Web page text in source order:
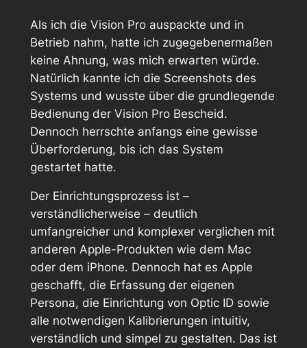
Als ich die Vision Pro auspackte und in
Betrieb nahm, hatte ich zugegebenermaßen
keine Ahnung, was mich erwarten würde.
Natürlich kannte ich die Screenshots des
Systems und wusste über die grundlegende
Bedienung der Vision Pro Bescheid.
Dennoch herrschte anfangs eine gewisse
Überforderung, bis ich das System
gestartet hatte.
Der Einrichtungsprozess ist –
verständlicherweise – deutlich
umfangreicher und komplexer verglichen mit
anderen Apple-Produkten wie dem Mac
oder dem iPhone. Dennoch hat es Apple
geschafft, die Erfassung der eigenen
Persona, die Einrichtung von Optic ID sowie
alle notwendigen Kalibrierungen intuitiv,
verständlich und simpel zu gestalten. Das ist